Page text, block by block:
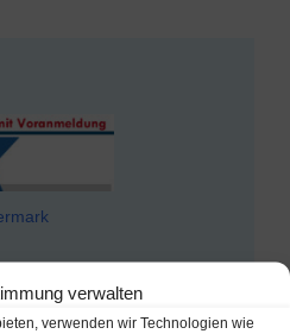
verwalten
verwenden wir Technologien wie
/ Mehrzweckraum in